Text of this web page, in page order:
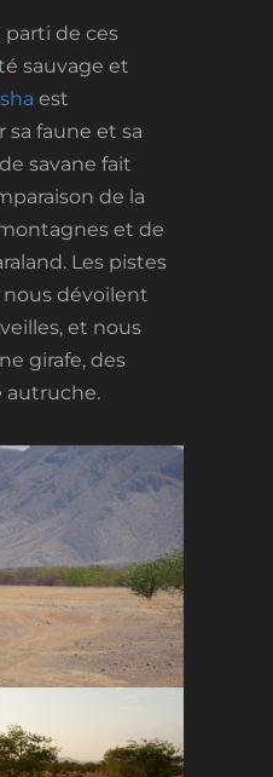
parti de ces
sauvage et
est
sa faune et sa
savane fait
de la
et de
Les pistes
dévoilent
et nous
girafe, des
autruche.